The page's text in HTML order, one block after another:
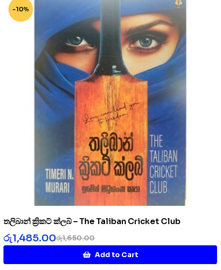
-10%
තලිබාන් ක්‍රිකට් ක්ලබ් – The Taliban Cricket Club
රු1,650.00
රු1,485.00
Add to Cart